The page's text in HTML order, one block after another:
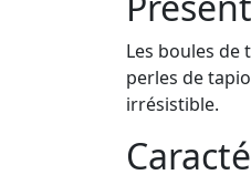
Les boules
perles de
irrésistible.